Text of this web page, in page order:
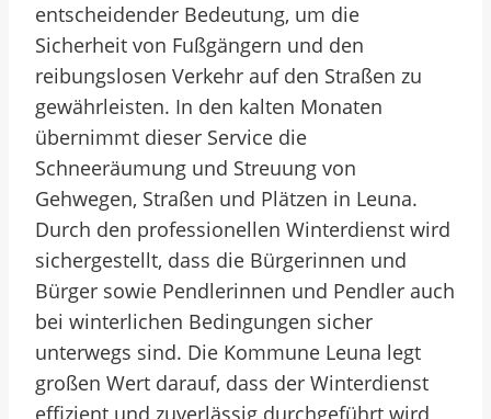
entscheidender Bedeutung, um die
Sicherheit von Fußgängern und den
reibungslosen Verkehr auf den Straßen zu
gewährleisten. In den kalten Monaten
übernimmt dieser Service die
Schneeräumung und Streuung von
Gehwegen, Straßen und Plätzen in Leuna.
Durch den professionellen Winterdienst wird
sichergestellt, dass die Bürgerinnen und
Bürger sowie Pendlerinnen und Pendler auch
bei winterlichen Bedingungen sicher
unterwegs sind. Die Kommune Leuna legt
großen Wert darauf, dass der Winterdienst
effizient und zuverlässig durchgeführt wird,